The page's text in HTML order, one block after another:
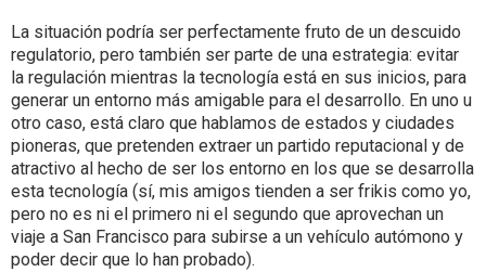
La situación podría ser perfectamente fruto de un descuido
regulatorio, pero también ser parte de una estrategia: evitar
la regulación mientras la tecnología está en sus inicios, para
generar un entorno más amigable para el desarrollo. En uno u
otro caso, está claro que hablamos de estados y ciudades
pioneras, que pretenden extraer un partido reputacional y de
atractivo al hecho de ser los entorno en los que se desarrolla
esta tecnología (sí, mis amigos tienden a ser frikis como yo,
pero no es ni el primero ni el segundo que aprovechan un
viaje a San Francisco para subirse a un vehículo autómono y
poder decir que lo han probado).